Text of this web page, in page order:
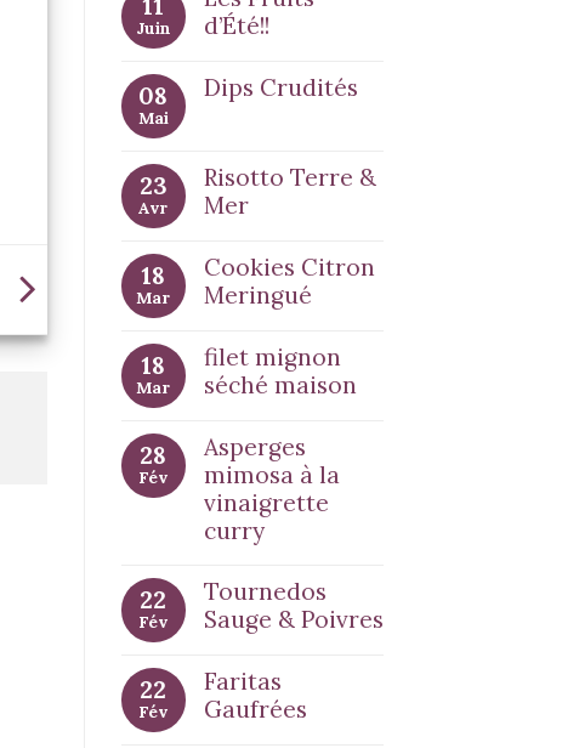
11
Juin
d’Été!!
08
Mai
Dips Crudités
23
Avr
Risotto Terre &
Mer
18
Mar
Cookies Citron
Meringué
18
Mar
filet mignon
séché maison
28
Fév
Asperges
mimosa à la
vinaigrette
curry
22
Fév
Tournedos
Sauge & Poivres
22
Fév
Faritas
Gaufrées